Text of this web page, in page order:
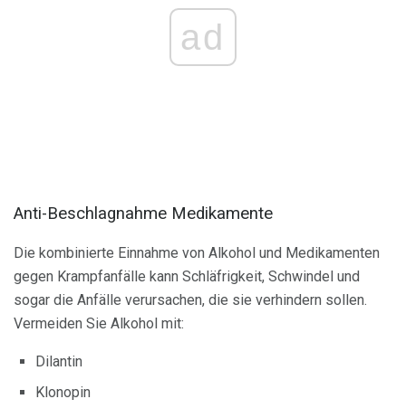
ad
Anti-Beschlagnahme Medikamente
Die kombinierte Einnahme von Alkohol und Medikamenten
gegen Krampfanfälle kann Schläfrigkeit, Schwindel und
sogar die Anfälle verursachen, die sie verhindern sollen.
Vermeiden Sie Alkohol mit:
Dilantin
Klonopin